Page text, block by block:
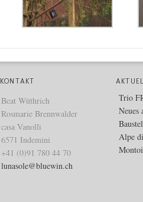
KONTAKT
Beat Wüthrich
Rosmarie Brennwalder
casa Vanolli
6571 Indemini
+41 (0)91 780 44 70
lunasole@bluewin.ch
Trio
Neues
Alpe